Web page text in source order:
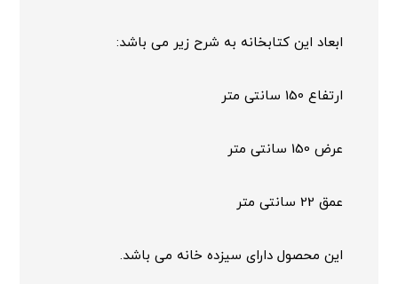
ابعاد این کتابخانه به شرح زیر می باشد:
ارتفاع 150 سانتی متر
عرض 150 سانتی متر
عمق 22 سانتی متر
این محصول دارای سیزده خانه می باشد.